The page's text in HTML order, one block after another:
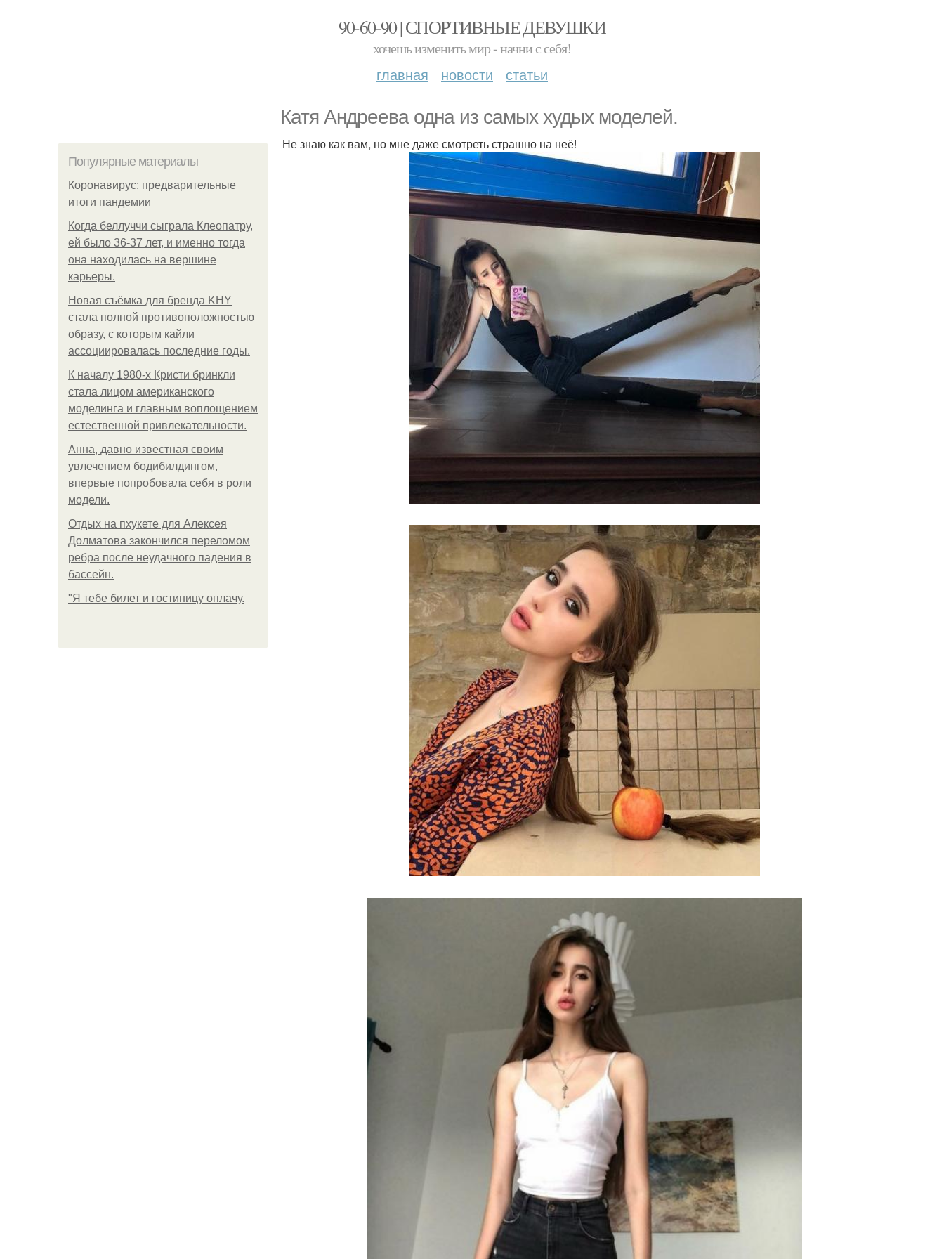
90-60-90 | СПОРТИВНЫЕ ДЕВУШКИ
хочешь изменить мир - начни с себя!
главная новости статьи
Катя Андреева одна из самых худых моделей.
Популярные материалы
Коронавирус: предварительные
итоги пандемии
Когда беллуччи сыграла Клеопатру,
ей было 36-37 лет, и именно тогда
она находилась на вершине
карьеры.
Новая съёмка для бренда KHY
стала полной противоположностью
образу, с которым кайли
ассоциировалась последние годы.
К началу 1980-х Кристи бринкли
стала лицом американского
моделинга и главным воплощением
естественной привлекательности.
Анна, давно известная своим
увлечением бодибилдингом,
впервые попробовала себя в роли
модели.
Отдых на пхукете для Алексея
Долматова закончился переломом
ребра после неудачного падения в
бассейн.
"Я тебе билет и гостиницу оплачу.
Не знаю как вам, но мне даже смотреть страшно на неё!